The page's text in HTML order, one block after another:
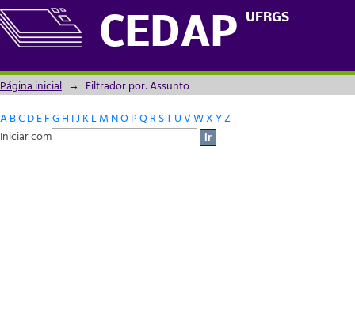
CEDAP UFRGS
Filtrador por: Assunto
Página inicial → Filtrador por: Assunto
ABCDEFGH IJ KLM NOPQRSTUVWXYZ
Iniciar com